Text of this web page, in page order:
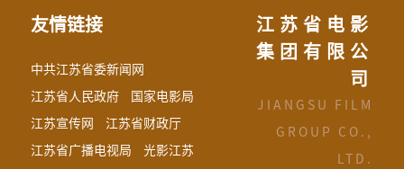
友情链接
中共江苏省委新闻网
江苏省人民政府 国家电影局
江苏宣传网 江苏省财政厅
江苏省广播电视局 光影江苏
江苏省电影
集团有限公
司
JIANGSU FILM
GROUP CO.,
LTD.